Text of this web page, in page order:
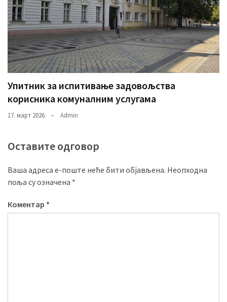
Упитник за испитивање задовољства
корисника комуналним услугама
17. март 2026. Admin
Оставите одговор
Ваша адреса е-поште неће бити објављена. Неопходна
поља су означена *
Коментар *